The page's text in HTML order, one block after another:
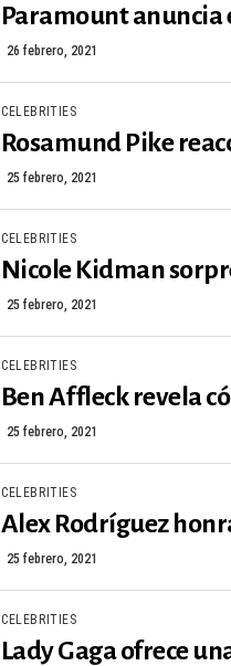
Paramount anuncia
26 febrero, 2021
CELEBRITIES
Rosamund Pike
25 febrero, 2021
CELEBRITIES
Nicole Kidman
25 febrero, 2021
CELEBRITIES
Ben Affleck revela
25 febrero, 2021
CELEBRITIES
Alex Rodríguez
25 febrero, 2021
CELEBRITIES
Lady Gaga ofrece